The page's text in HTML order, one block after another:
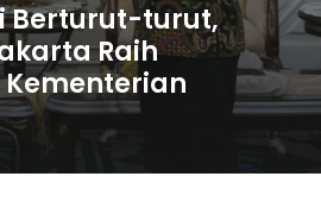
Berturut-turut,
Raih